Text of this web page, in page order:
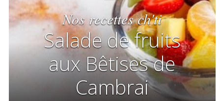
Nos recettes ch'ti
Salade de fruits
aux Bêtises de
Cambrai